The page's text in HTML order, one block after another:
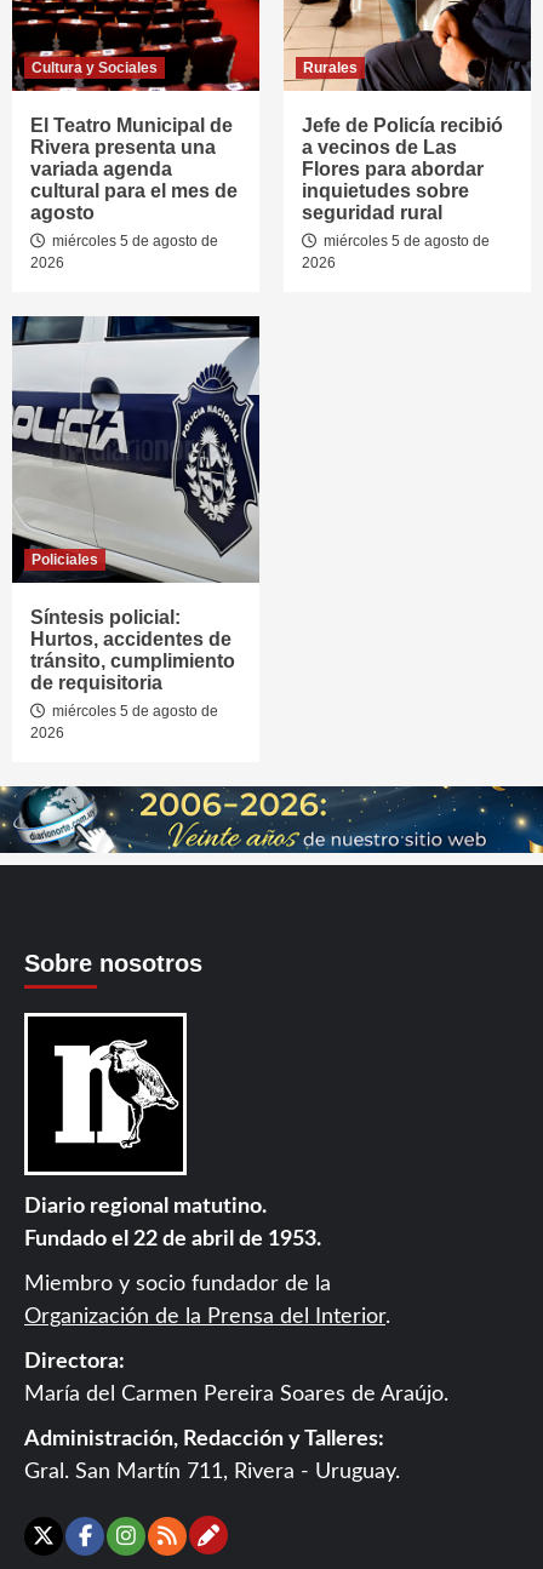
Cultura y Sociales
El Teatro Municipal de
Rivera presenta una
variada agenda
cultural para el mes de
agosto
miércoles 5 de agosto de
2026
Rurales
Jefe de Policía recibió
a vecinos de Las
Flores para abordar
inquietudes sobre
seguridad rural
miércoles 5 de agosto de
2026
Policiales
Síntesis policial:
Hurtos, accidentes de
tránsito, cumplimiento
de requisitoria
miércoles 5 de agosto de
2026
Sobre nosotros
Diario regional matutino.
Fundado el 22 de abril de 1953.
Miembro y socio fundador de la
Organización de la Prensa del Interior.
Directora:
María del Carmen Pereira Soares de Araújo.
Administración, Redacción y Talleres:
Gral. San Martín 711, Rivera - Uruguay.
X Facebook
Instagram
RSSContáctanos